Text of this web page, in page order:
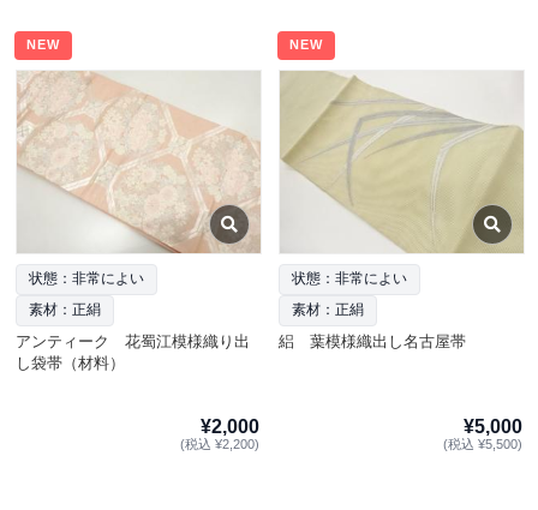
NEW
状態：非常によい
素材：正絹
アンティーク 花蜀江模様織り出
し袋帯（材料）
¥2,000
(税込 ¥2,200)
NEW
状態：非常によい
素材：正絹
絽 葉模様織出し名古屋帯
¥5,000
(税込 ¥5,500)